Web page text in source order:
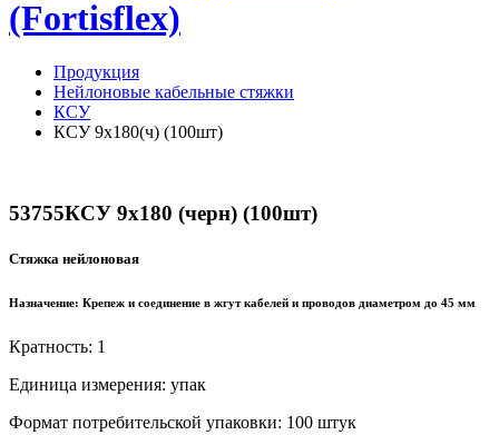
(Fortisflex)
Продукция
Нейлоновые кабельные стяжки
КСУ
КСУ 9х180(ч) (100шт)
53755КСУ 9х180 (черн) (100шт)
Стяжка нейлоновая
Назначение: Крепеж и соединение в жгут кабелей и проводов диаметром до 45 мм
Кратность: 1
Единица измерения: упак
Формат потребительской упаковки: 100 штук